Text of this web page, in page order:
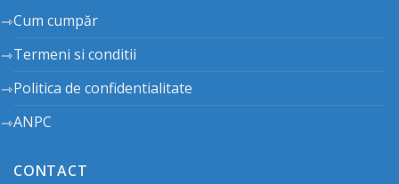
Cum cumpăr
Termeni si conditii
Politica de confidentialitate
ANPC
CONTACT